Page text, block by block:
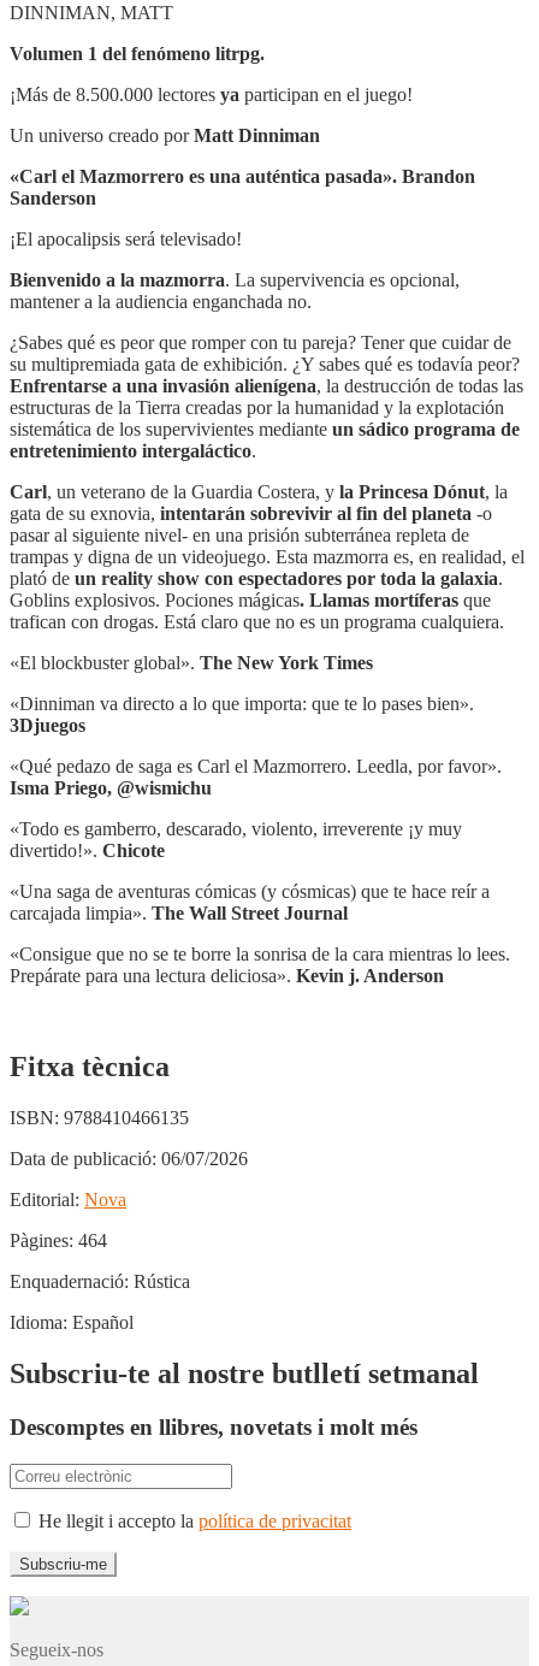
DINNIMAN, MATT
Volumen 1 del fenómeno litrpg.
¡Más de 8.500.000 lectores ya participan en el juego!
Un universo creado porMatt Dinniman
«Carl el Mazmorrero es una auténtica pasada». Brandon
Sanderson
¡El apocalipsis será televisado!
Bienvenido a la mazmorra. La supervivencia es opcional,
mantener a la audiencia enganchada no.
¿Sabes qué es peor que romper con tu pareja? Tener que cuidar de
su multipremiada gata de exhibición. ¿Y sabes qué es todavía peor?
Enfrentarse a una invasión alienígena, la destrucción de todas las
estructuras de la Tierra creadas por la humanidad y la explotación
sistemática de los supervivientes mediante un sádico programa de
entretenimiento intergaláctico.
Carl, un veterano de la Guardia Costera, y la Princesa Dónut, la
gata de su exnovia, intentarán sobrevivir al fin del planeta -o
pasar al siguiente nivel- en una prisión subterránea repleta de
trampas y digna de un videojuego. Esta mazmorra es, en realidad, el
plató de un reality show con espectadores por toda la galaxia.
Goblins explosivos. Pociones mágicas. Llamas mortíferas que
trafican con drogas. Está claro que no es un programa cualquiera.
«El blockbuster global». The New York Times
«Dinniman va directo a lo que importa: que te lo pases bien».
3Djuegos
«Qué pedazo de saga es Carl el Mazmorrero. Leedla, por favor».
Isma Priego, @wismichu
«Todo es gamberro, descarado, violento, irreverente ¡y muy
divertido!». Chicote
«Una saga de aventuras cómicas (y cósmicas) que te hace reír a
carcajada limpia». The Wall Street Journal
«Consigue que no se te borre la sonrisa de la cara mientras lo lees.
Prepárate para una lectura deliciosa». Kevin j. Anderson
Fitxa tècnica
ISBN: 9788410466135
Data de publicació: 06/07/2026
Editorial: Nova
Pàgines: 464
Enquadernació: Rústica
Idioma: Español
Subscriu-te al nostre butlletí setmanal
Descomptes en llibres, novetats i molt més
He llegit i accepto la política de privacitat
Segueix-nos